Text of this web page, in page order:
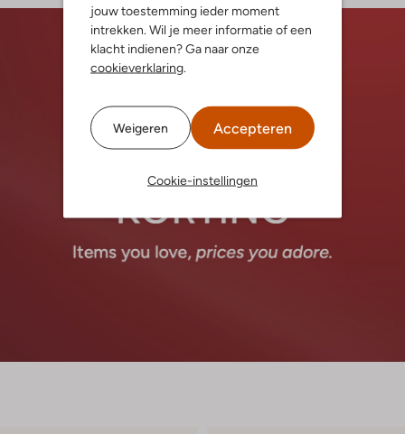
jouw toestemming ieder moment
intrekken. Wil je meer informatie of een
klacht indienen? Ga naar onze
cookieverklaring.
Weigeren Accepteren
Cookie-instellingen